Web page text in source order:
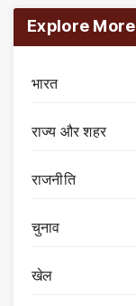
Explore More
भारत
राज्य और शहर
राजनीति
चुनाव
खेल